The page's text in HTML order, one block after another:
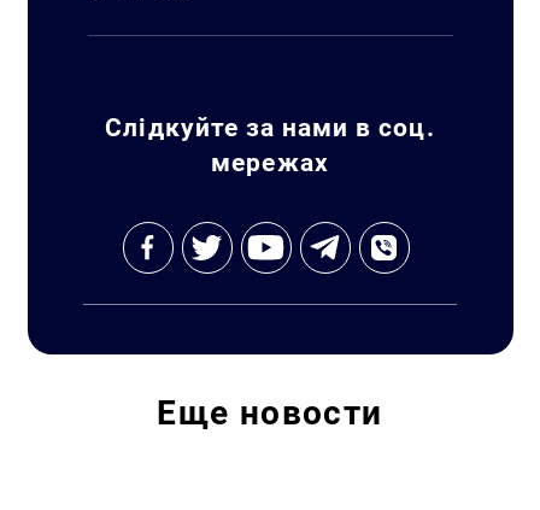
Слідкуйте за нами в соц.
мережах
Еще новости